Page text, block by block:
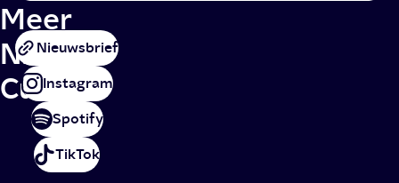
Meer
NPO
Cultuur
Nieuwsbrief
Instagram
Spotify
TikTok